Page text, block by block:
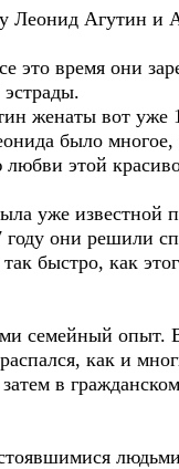
Леонид Агутин
время они
вот уже
было многое,
этой
уже известной
они решили
быстро, как
семейный опыт.
как и
в